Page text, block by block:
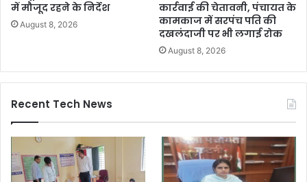
में मौजूद रहने के निर्देश
August 8, 2026
कार्रवाई की चेतावनी, पंचायत के
कामकाज में सरपंच पति की
दखलंदाजी पर भी लगाई रोक
August 8, 2026
Recent Tech News